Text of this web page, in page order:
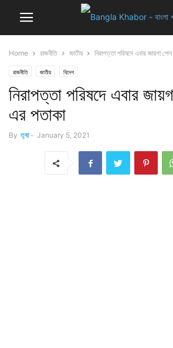
Home রাজনীতি জাতীয় নিরাপত্তা পরিষদে এবার জায়গা
রাজনীতি জাতীয় বিদেশ
নিরাপত্তা পরিষদে এবার
এর পতাকা
By তৃষা - January 5, 2021